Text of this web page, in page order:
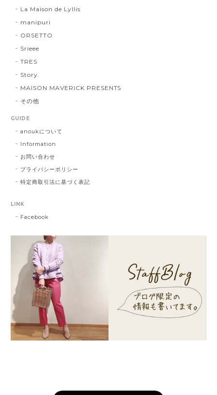
La Maison de Lyllis
manipuri
ORSETTO
Srieee
TRES
Story.
MAISON MAVERICK PRESENTS
その他
GUIDE
anoukについて
Information
お問い合わせ
プライバシーポリシー
特定商取引法に基づく表記
LINK
Facebook